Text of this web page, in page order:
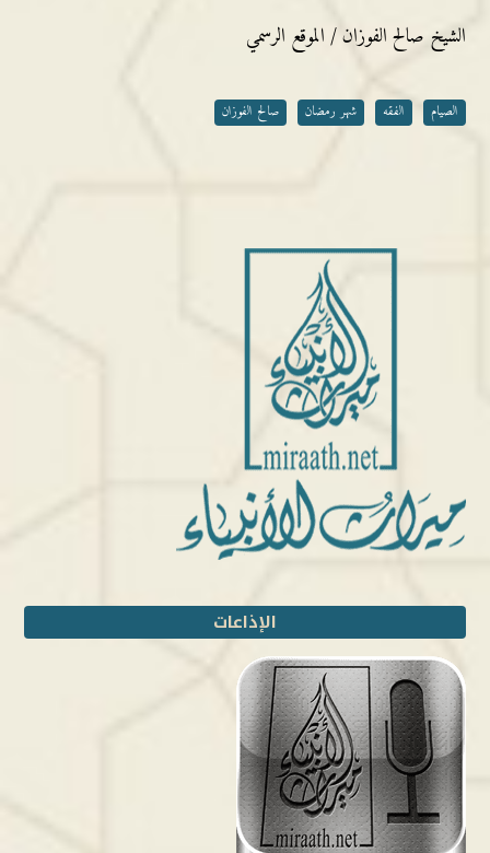
الشيخ صالح الفوزان / الموقع الرسمي
الصيام الفقه شهر رمضان صالح الفوزان
الإذاعات